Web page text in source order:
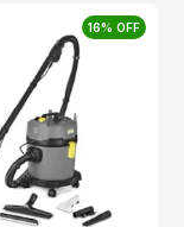
16% OFF